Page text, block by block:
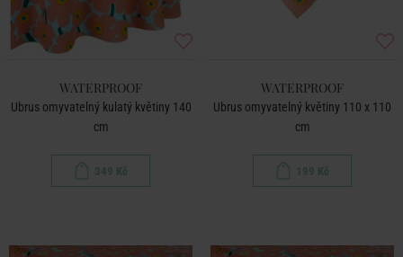
WATERPROOF
Ubrus omyvatelný kulatý květiny 140
cm
349 Kč
WATERPROOF
Ubrus omyvatelný květiny 110 x 110
cm
199 Kč